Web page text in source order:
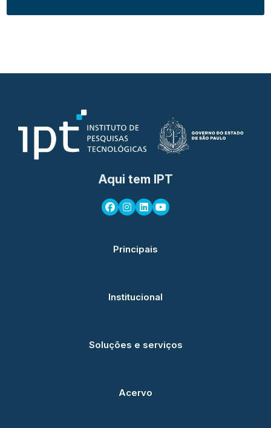
Aqui tem IPT
Principais
Institucional
Soluções e serviços
Acervo